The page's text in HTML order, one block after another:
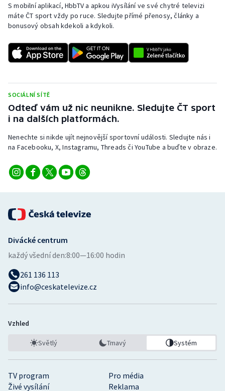
Vodní slalom
Volejbal
S mobilní aplikací, HbbTV a apkou iVysílání ve své chytré televizi
máte ČT sport vždy po ruce. Sledujte přímé přenosy, články a
bonusový obsah kdekoli a kdykoli.
SOCIÁLNÍ SÍTĚ
Odteď vám už nic neunikne. Sledujte ČT sport
i na dalších platformách.
Nenechte si nikde ujít nejnovější sportovní události. Sledujte nás i
na Facebooku, X, Instagramu, Threads či YouTube a buďte v obraze.
TV program
Pro média
Živé vysílání
Reklama
Divácké centrum
každý všední den:8:00—16:00 hodin
261 136 113
info@ceskatelevize.cz
Vzhled
Světlý Tmavý Systém